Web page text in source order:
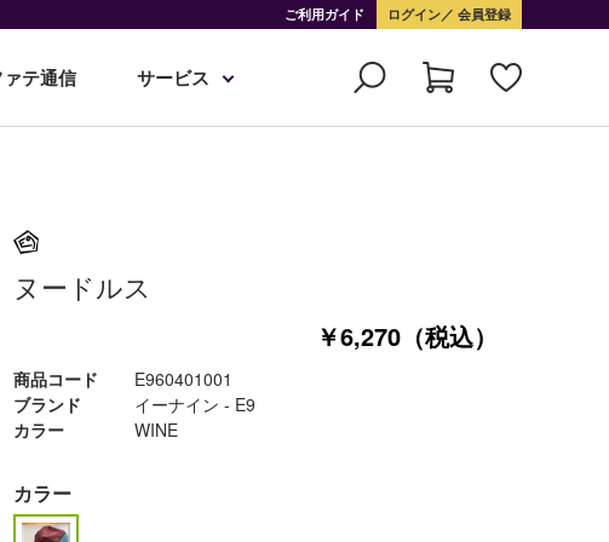
ご利用ガイド ログイン 会員登録
テ通信 サービス
ヌードルス
￥6,270（税込）
商品コード
E960401001
ブランド
イーナイン - E9
カラー
WINE
カラー